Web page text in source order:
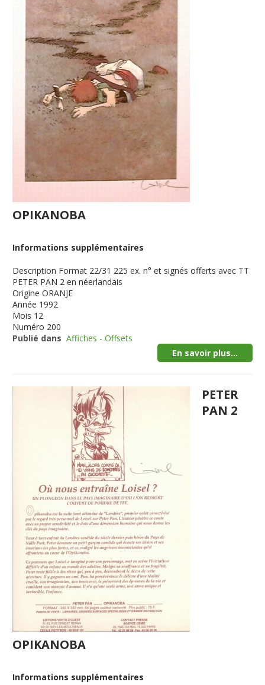
OPIKANOBA
Informations supplémentaires
Description Format 22/31 225 ex. n° et signés offerts avec TT
PETER PAN 2 en néerlandais
Origine ORANJE
Année 1992
Mois 12
Numéro 200
Publié dans Affiches - Offsets
En savoir plus...
PETER
PAN 2
OPIKANOBA
Informations supplémentaires